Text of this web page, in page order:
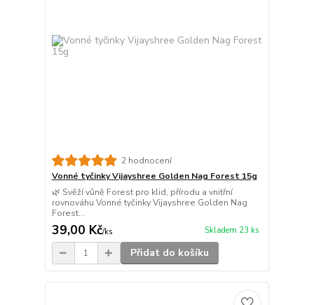
2 hodnocení
Vonné tyčinky Vijayshree Golden Nag Forest 15g
🌿 Svěží vůně Forest pro klid, přírodu a vnitřní
rovnováhu Vonné tyčinky Vijayshree Golden Nag
Forest...
39,00 Kč/ks Skladem 23 ks
Přidat do košíku